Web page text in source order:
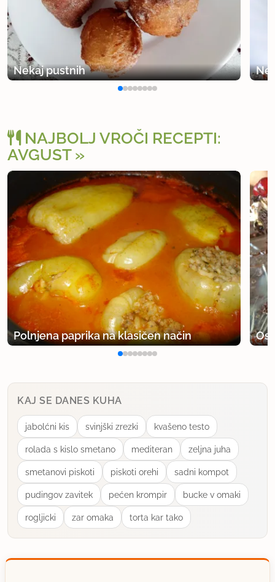
Nekaj pustnih
NAJBOLJ VROČI RECEPTI:
AVGUST
Polnjena paprika na klasičen način
KAJ SE DANES KUHA
jabolćni kis svinjški zrezki kvašeno testo
rolada s kislo smetano mediteran zeljna juha
smetanovi piskoti piskoti orehi sadni kompot
pudingov zavitek pećen krompir bucke v omaki
rogljicki zar omaka torta kar tako